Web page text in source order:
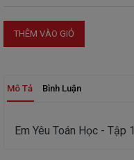
THÊM VÀO GIỎ
Mô Tả Bình Luận
Em Yêu Toán Học - Tập 1